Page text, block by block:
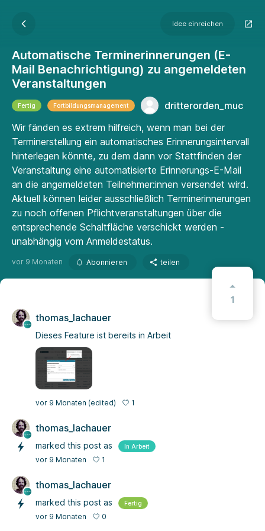
Idee einreichen
Automatische Terminerinnerungen (E-
Mail Benachrichtigung) zu angemeldeten
Veranstaltungen
Fertig Fortbildungsmanagement
dritterorden_muc
Wir fänden es extrem hilfreich, wenn man bei der
Terminerstellung ein automatisches Erinnerungsintervall
hinterlegen könnte, zu dem dann vor Stattfinden der
Veranstaltung eine automatisierte Erinnerungs-E-Mail
an die angemeldeten Teilnehmer:innen versendet wird.
Aktuell können leider ausschließlich Terminerinnerungen
zu noch offenen Pflichtveranstaltungen über die
entsprechende Schaltfläche verschickt werden -
unabhängig vom Anmeldestatus.
vor 9 Monaten Abonnieren teilen
1
thomas_lachauer
Dieses Feature ist bereits in Arbeit
vor 9 Monaten (edited) 1
thomas_lachauer
marked this post as In Arbeit
vor 9 Monaten 1
thomas_lachauer
marked this post as Fertig
vor 9 Monaten 0